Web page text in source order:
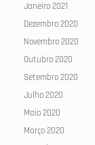
Janeiro 2021
Dezembro 2020
Novembro 2020
Outubro 2020
Setembro 2020
Julho 2020
Maio 2020
Março 2020